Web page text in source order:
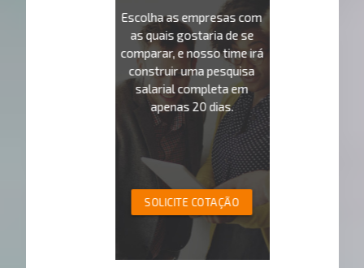
Escolha as empresas com
as quais gostaria de se
comparar, e nosso time irá
construir uma pesquisa
salarial completa em
apenas 20 dias.
SOLICITE COTAÇÃO